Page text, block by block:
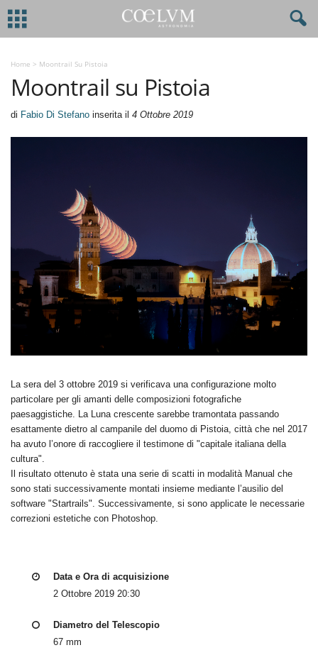
Home > Moontrail Su Pistoia
Moontrail su Pistoia
di Fabio Di Stefano inserita il 4 Ottobre 2019
La sera del 3 ottobre 2019 si verificava una configurazione molto
particolare per gli amanti delle composizioni fotografiche
paesaggistiche. La Luna crescente sarebbe tramontata passando
esattamente dietro al campanile del duomo di Pistoia, città che nel 2017
ha avuto l’onore di raccogliere il testimone di "capitale italiana della
cultura".
Il risultato ottenuto è stata una serie di scatti in modalità Manual che
sono stati successivamente montati insieme mediante l’ausilio del
software "Startrails". Successivamente, si sono applicate le necessarie
correzioni estetiche con Photoshop.
Data e Ora di acquisizione
2 Ottobre 2019 20:30
Diametro del Telescopio
67 mm